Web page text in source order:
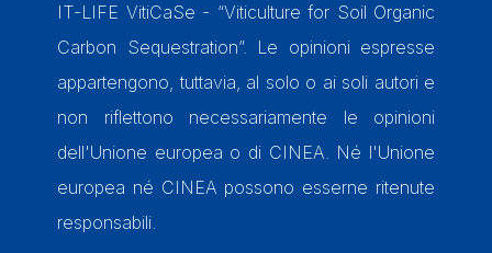
IT-LIFE VitiCaSe - “Viticulture for Soil Organic
Carbon Sequestration”. Le opinioni espresse
appartengono, tuttavia, al solo o ai soli autori e
non riflettono necessariamente le opinioni
dell'Unione europea o di CINEA. Né l'Unione
europea né CINEA possono esserne ritenute
responsabili.